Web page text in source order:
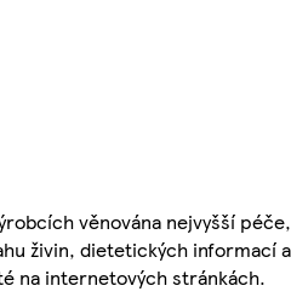
věnována nejvyšší
živin, dietetických informací
na internetových stránkách.